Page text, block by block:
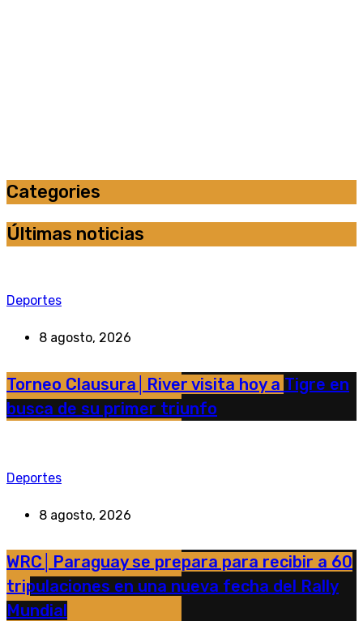
Categories
Últimas noticias
Deportes
8 agosto, 2026
Torneo Clausura│River visita hoy a Tigre en
busca de su primer triunfo
Deportes
8 agosto, 2026
WRC│Paraguay se prepara para recibir a 60
tripulaciones en una nueva fecha del Rally
Mundial